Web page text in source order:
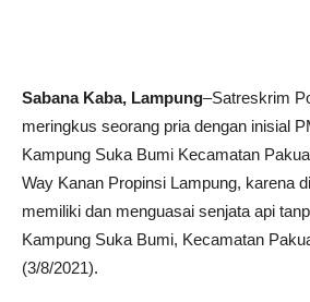
Sabana Kaba, Lampung–Satreskrim
meringkus seorang pria dengan inisial
Kampung Suka Bumi Kecamatan
Way Kanan Propinsi Lampung, karena
memiliki dan menguasai senjata api
Kampung Suka Bumi, Kecamatan
(3/8/2021).